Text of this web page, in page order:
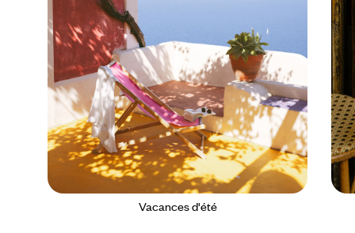
Vacances d'été